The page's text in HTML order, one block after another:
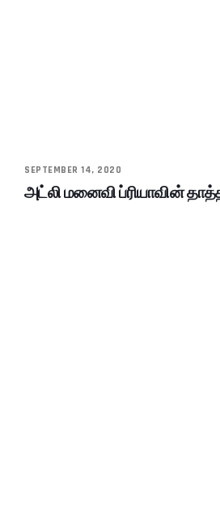
SEPTEMBER 14, 2020
அட்லி மனைவி ப்ரியாவின்